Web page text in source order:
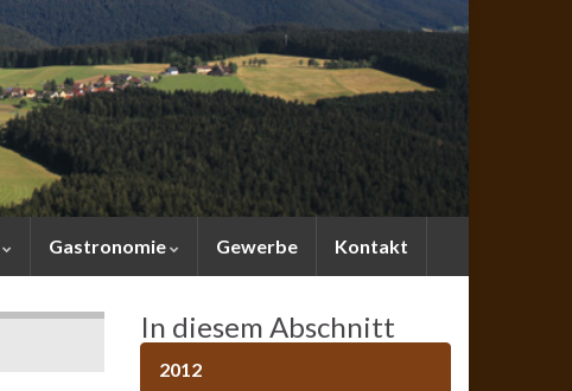
Gastronomie Gewerbe Kontakt
In diesem Abschnitt
2012